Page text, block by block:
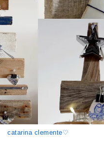
catarina clemente♡